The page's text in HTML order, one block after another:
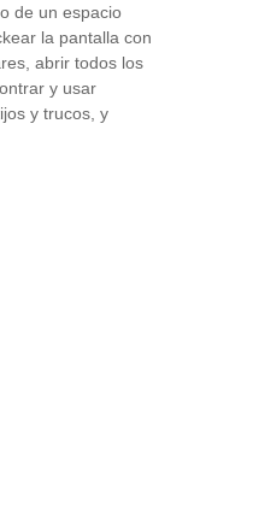
de un espacio
la pantalla con
abrir todos los
y usar
y trucos, y